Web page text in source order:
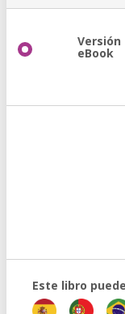
Versión
eBook
Este libro